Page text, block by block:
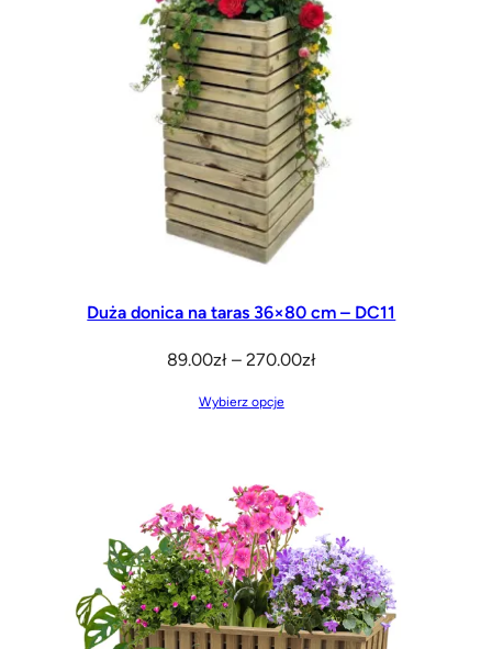
Duża donica na taras 36×80 cm – DC11
89.00zł – 270.00złZakres
270.00zł
Wybierz opcje